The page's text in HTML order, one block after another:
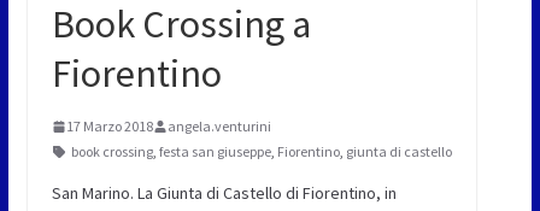
Book Crossing a
Fiorentino
17 Marzo 2018
angela.venturini
book crossing, festa san giuseppe, Fiorentino, giunta di castello
San Marino. La Giunta di Castello di Fiorentino, in